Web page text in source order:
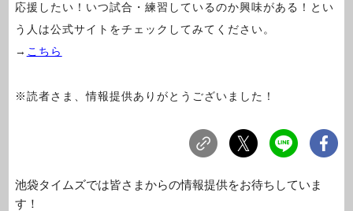
応援したい！いつ試合・練習しているのか興味がある！とい
う人は公式サイトをチェックしてみてください。
→ こちら
※読者さま、情報提供ありがとうございました！
池袋タイムズでは皆さまからの情報提供をお待ちしていま
す！